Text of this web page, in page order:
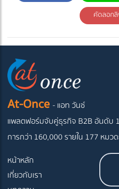
คัดลอก
At-Once - แอท วันซ์
แพลตฟอร์มจับคู่ธุรกิจ B2B อันดับ 1
การกว่า 160,000 รายใน 177 หมว
หน้าหลัก
เกี่ยวกับเรา